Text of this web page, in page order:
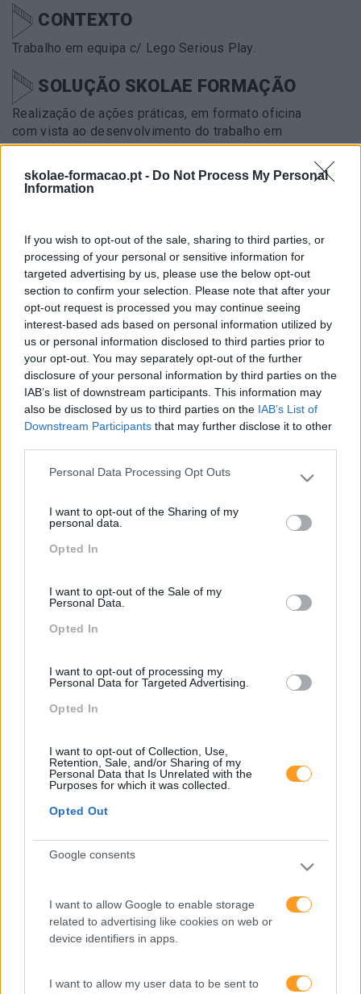
skolae-formacao.pt - Do Not Process My Personal
Information
If you wish to opt-out of the sale, sharing to third parties, or
processing of your personal or sensitive information for
targeted advertising by us, please use the below opt-out
section to confirm your selection. Please note that after your
opt-out request is processed you may continue seeing
interest-based ads based on personal information utilized by
us or personal information disclosed to third parties prior to
your opt-out. You may separately opt-out of the further
disclosure of your personal information by third parties on the
IAB’s list of downstream participants. This information may
also be disclosed by us to third parties on the IAB’s List of
Downstream Participants that may further disclose it to other
Please note that this website/app uses one or more Google
not limited to your visit or usage behaviour. You may click to
grant or deny consent to Google and its third-party tags to
use your data for below specified purposes in below Google
Personal Data Processing Opt Outs
I want to opt-out of the Sharing of my
personal data.
Opted In
I want to opt-out of the Sale of my
Personal Data.
Opted In
I want to opt-out of processing my
Personal Data for Targeted Advertising.
Opted In
I want to opt-out of Collection, Use,
Retention, Sale, and/or Sharing of my
Personal Data that Is Unrelated with the
Purposes for which it was collected.
Opted Out
Google consents
I want to allow Google to enable storage
related to advertising like cookies on web or
device identifiers in apps.
I want to allow my user data to be sent to
CONTEXTO
Trabalho em equipa c/ Lego Serious Play.
SOLUÇÃO SKOLAE FORMAÇÃO
Realização de ações práticas, em formato oficina
com vista ao desenvolvimento do trabalho em
equipa e da cocriação.
METODOLOGIA
partiha em grupo e melhorar a capacidade de
resolução de problemas e a tomada de decisão.
IMPACTO OBTIDO
Formulação dos princípios e formas de
funcionamento da equipa e desenvolvimento da
capacidade de tomada de decisão em situações
imprevistas.
Formações ajustadas
FORMAÇÕES À
MEDIDA
implementação e desenvolvimento de soluções
pragmáticas orientadas para os resultados